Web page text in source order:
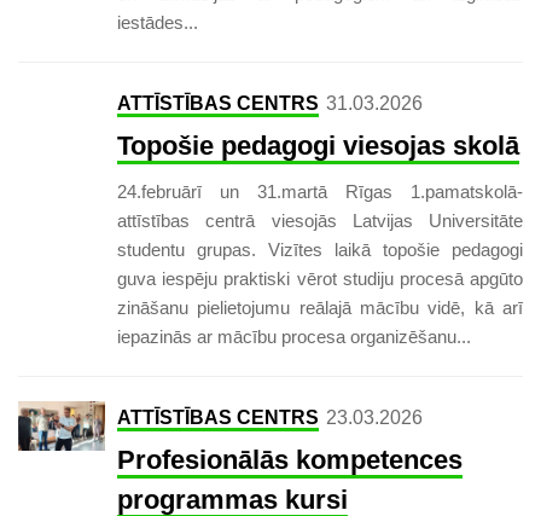
iestādes...
ATTĪSTĪBAS CENTRS 31.03.2026
Topošie pedagogi viesojas skolā
24.februārī un 31.martā Rīgas 1.pamatskolā-
attīstības centrā viesojās Latvijas Universitāte
studentu grupas. Vizītes laikā topošie pedagogi
guva iespēju praktiski vērot studiju procesā apgūto
zināšanu pielietojumu reālajā mācību vidē, kā arī
iepazinās ar mācību procesa organizēšanu...
ATTĪSTĪBAS CENTRS 23.03.2026
Profesionālās kompetences
programmas kursi